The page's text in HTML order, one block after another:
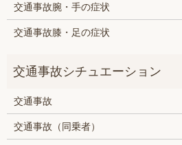
交通事故腕・手の症状
交通事故膝・足の症状
交通事故
交通事故（同乗者）